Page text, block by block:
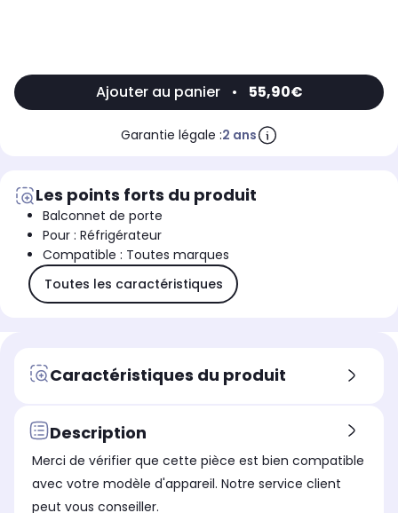
Ajouter au panier • 55,90€
Garantie légale :2 ans
Les points forts du produit
Balconnet de porte
Pour : Réfrigérateur
Compatible : Toutes marques
Toutes les caractéristiques
Caractéristiques du produit
Description
Merci de vérifier que cette pièce est bien compatible
avec votre modèle d'appareil. Notre service client
peut vous conseiller.